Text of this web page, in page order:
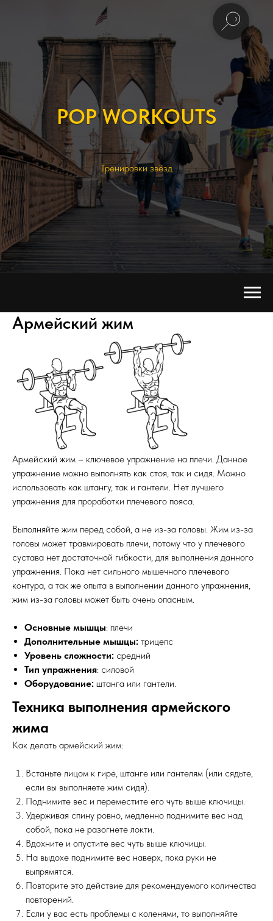
POP WORKOUTS
Тренировки звёзд
Армейский жим
Армейский жим – ключевое упражнение на плечи. Данное
упражнение можно выполнять как стоя, так и сидя. Можно
использовать как штангу, так и гантели. Нет лучшего
упражнения для проработки плечевого пояса.
Выполняйте жим перед собой, а не из-за головы. Жим из-за
головы может травмировать плечи, потому что у плечевого
сустава нет достаточной гибкости, для выполнения данного
упражнения. Пока нет сильного мышечного плечевого
контура, а так же опыта в выполнении данного упражнения,
жим из-за головы может быть очень опасным.
Основные мышцы: плечи
Дополнительные мышцы: трицепс
Уровень сложности: средний
Тип упражнения: силовой
Оборудование: штанга или гантели.
Техника выполнения армейского
жима
Как делать армейский жим:
Встаньте лицом к гире, штанге или гантелям (или сядьте,
если вы выполняете жим сидя).
Поднимите вес и переместите его чуть выше ключицы.
Удерживая спину ровно, медленно поднимите вес над
собой, пока не разогнете локти.
Вдохните и опустите вес чуть выше ключицы.
На выдохе поднимите вес наверх, пока руки не
выпрямятся.
Повторите это действие для рекомендуемого количества
повторений.
Если у вас есть проблемы с коленями, то выполняйте